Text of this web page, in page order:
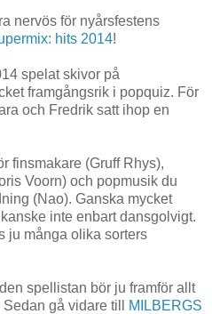
nervös för nyårsfestens
hits 2014!
spelat skivor på
framgångsrik i popquiz. För
och Fredrik satt ihop en
finsmakare (Gruff Rhys),
Voorn) och popmusik du
(Nao). Ganska mycket
inte enbart dansgolvigt.
ju många olika sorters
spellistan bör ju framför allt
Sedan gå vidare till
MILBERGS